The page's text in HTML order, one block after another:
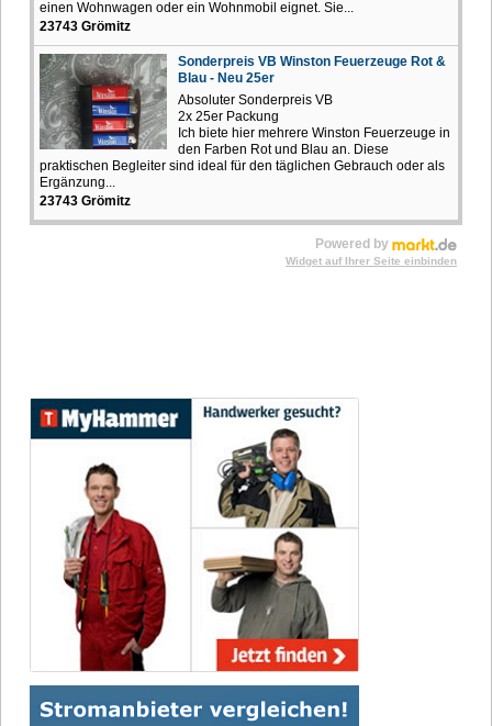
einen Wohnwagen oder ein Wohnmobil eignet. Sie...
23743 Grömitz
Sonderpreis VB Winston Feuerzeuge Rot &
Blau - Neu 25er
Absoluter Sonderpreis VB
2x 25er Packung
Ich biete hier mehrere Winston Feuerzeuge in
den Farben Rot und Blau an. Diese
praktischen Begleiter sind ideal für den täglichen Gebrauch oder als
Ergänzung...
23743 Grömitz
Powered by
Widget auf Ihrer Seite einbinden